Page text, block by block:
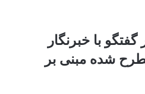
با خبرنگار
شده مبنی بر